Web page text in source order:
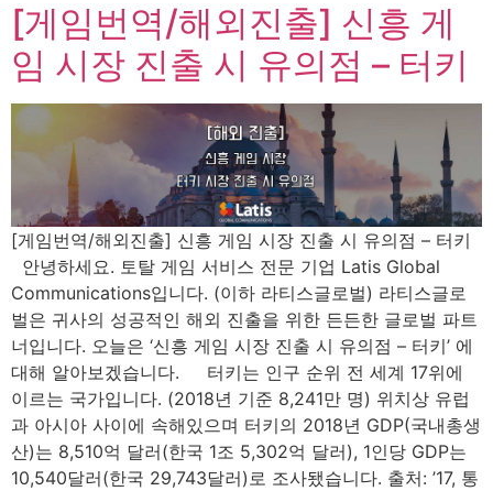
[게임번역/해외진출] 신흥 게
임 시장 진출 시 유의점 – 터키
[게임번역/해외진출] 신흥 게임 시장 진출 시 유의점 – 터키
안녕하세요. 토탈 게임 서비스 전문 기업 Latis Global
Communications입니다. (이하 라티스글로벌) 라티스글로
벌은 귀사의 성공적인 해외 진출을 위한 든든한 글로벌 파트
너입니다. 오늘은 ‘신흥 게임 시장 진출 시 유의점 – 터키’ 에
대해 알아보겠습니다. 터키는 인구 순위 전 세계 17위에
이르는 국가입니다. (2018년 기준 8,241만 명) 위치상 유럽
과 아시아 사이에 속해있으며 터키의 2018년 GDP(국내총생
산)는 8,510억 달러(한국 1조 5,302억 달러), 1인당 GDP는
10,540달러(한국 29,743달러)로 조사됐습니다. 출처: ’17, 통